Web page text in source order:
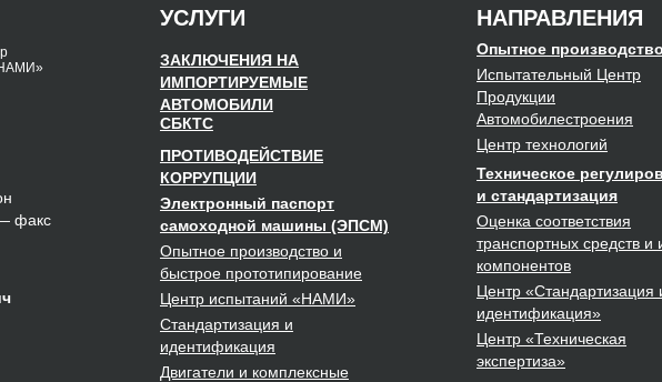
факс
УСЛУГИ
ЗАКЛЮЧЕНИЯ НА
ИМПОРТИРУЕМЫЕ
АВТОМОБИЛИ
СБКТС
ПРОТИВОДЕЙСТВИЕ
КОРРУПЦИИ
Электронный паспорт
самоходной машины (ЭПСМ)
Опытное производство и
быстрое прототипирование
Центр испытаний «НАМИ»
Стандартизация и
идентификация
Двигатели и комплексные
НАПРАВЛЕНИЯ
Опытное производство
Испытательный Центр
Продукции
Автомобилестроения
Центр технологий
Техническое
и стандартизация
Оценка соответствия
транспортных средств и
компонентов
Центр «Стандартизация
идентификация»
Центр «Техническая
экспертиза»